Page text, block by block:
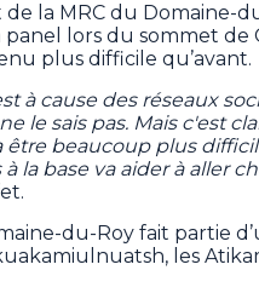
la MRC du Domaine-
lors du sommet de
plus difficile qu’avant.
à cause des réseaux
le sais pas. Mais c'est
être beaucoup plus
la base va aider à aller
du-Roy fait partie
les